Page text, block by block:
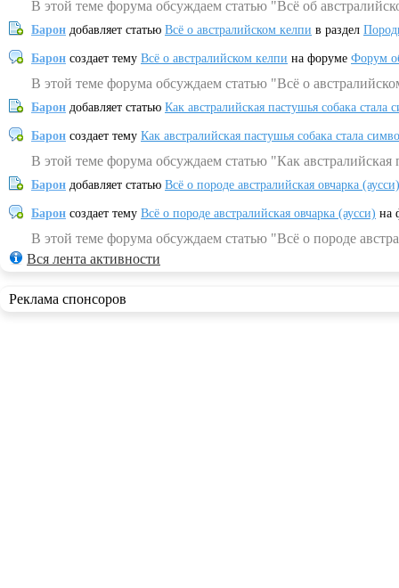
В этой теме форума обсуждаем статью "Всё об
Барон добавляет статью Всё о австралийском келпи в раздел
Барон создает тему Всё о австралийском келпи на форуме Форум
В этой теме форума обсуждаем статью "Всё о
Барон добавляет статью Как австралийская пастушья собака
Барон создает тему Как австралийская пастушья собака стала
В этой теме форума обсуждаем статью "Как
Барон добавляет статью Всё о породе австралийская овчарка (аусси)
Барон создает тему Всё о породе австралийская овчарка (аусси) на
В этой теме форума обсуждаем статью "Всё о породе
Вся лента активности
Реклама спонсоров